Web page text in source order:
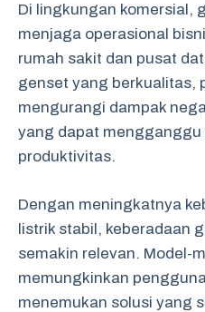
Di lingkungan komersial,
menjaga operasional
rumah sakit dan pusat
genset yang berkualitas,
mengurangi dampak
yang dapat mengganggu
produktivitas.
Dengan meningkatnya
listrik stabil, keberadaan
semakin relevan. Model-
memungkinkan
menemukan solusi yang